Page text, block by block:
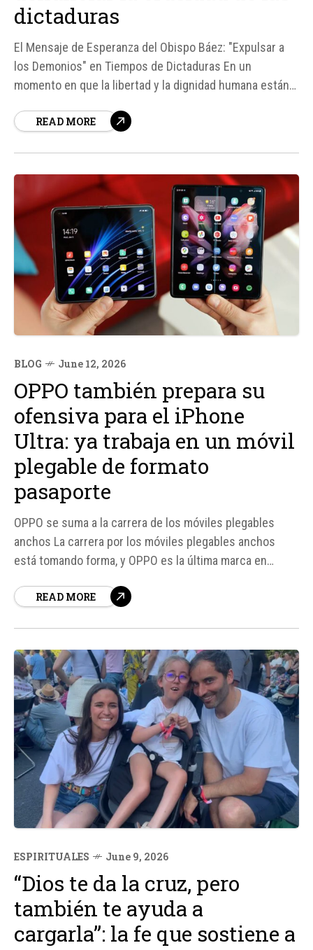
dictaduras
El Mensaje de Esperanza del Obispo Báez: "Expulsar a
los Demonios" en Tiempos de Dictaduras En un
momento en que la libertad y la dignidad humana están
various partes del mundo, el Obispo Auxiliar de Managua,
READ MORE
BLOG June 12, 2026
OPPO también prepara su
ofensiva para el iPhone
Ultra: ya trabaja en un móvil
plegable de formato
pasaporte
OPPO se suma a la carrera de los móviles plegables
anchos La carrera por los móviles plegables anchos
está tomando forma, y OPPO es la última marca en
Chat Station, la compañía china está trabajando en un
READ MORE
ESPIRITUALES June 9, 2026
“Dios te da la cruz, pero
también te ayuda a
cargarla”: la fe que sostiene a